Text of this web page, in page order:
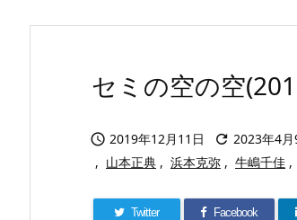
セミの空の空
 2019年12月11日  2023年4月
, 山本正典 , 浜本克弥 , 牛嶋千佳 ,
Twitter Facebook